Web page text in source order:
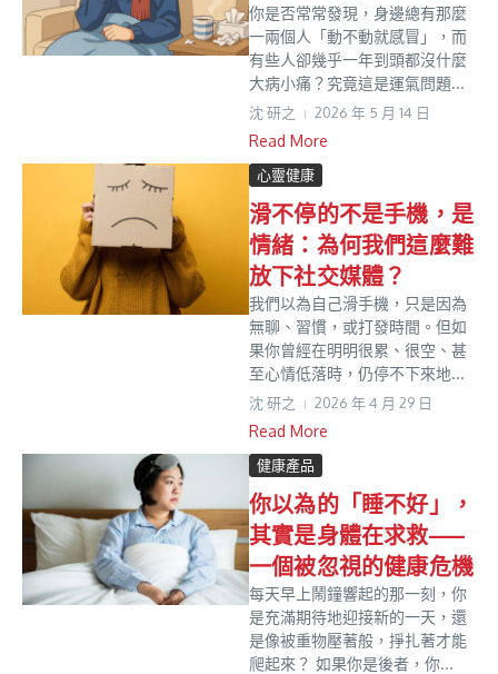
你是否常常發現，身邊總有那麼
一兩個人「動不動就感冒」，而
有些人卻幾乎一年到頭都沒什麼
大病小痛？究竟這是運氣問題...
沈 研之 2026 年 5 月 14 日
Read More
心靈健康
滑不停的不是手機，是
情緒：為何我們這麼難
放下社交媒體？
我們以為自己滑手機，只是因為
無聊、習慣，或打發時間。但如
果你曾經在明明很累、很空、甚
至心情低落時，仍停不下來地...
沈 研之 2026 年 4 月 29 日
Read More
健康產品
你以為的「睡不好」，
其實是身體在求救——
一個被忽視的健康危機
每天早上鬧鐘響起的那一刻，你
是充滿期待地迎接新的一天，還
是像被重物壓著般，掙扎著才能
爬起來？ 如果你是後者，你...